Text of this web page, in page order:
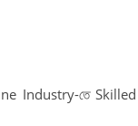
Industry-তে Skilled